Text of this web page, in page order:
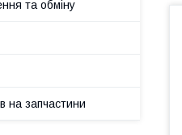
та обміну
на запчастини